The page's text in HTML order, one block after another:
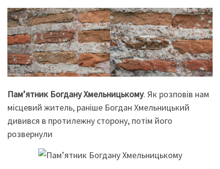
Пам’ятник Богдану Хмельницькому. Як розповів нам
місцевий житель, раніше Богдан Хмельницький
дивився в протилежну сторону, потім його
розвернули